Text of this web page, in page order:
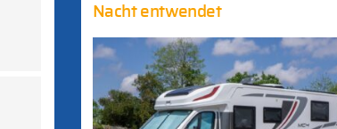
Nacht entwendet